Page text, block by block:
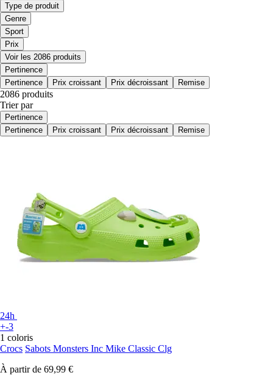
Type de produit
Genre
Sport
Prix
Voir les 2086 produits
Pertinence
Pertinence
Prix croissant Prix décroissant Remise
2086 produits
Trier par
Pertinence
Pertinence
Prix croissant Prix décroissant Remise
24h
+-3
1 coloris
Crocs Sabots Monsters Inc Mike Classic Clg
À partir de 69,99 €